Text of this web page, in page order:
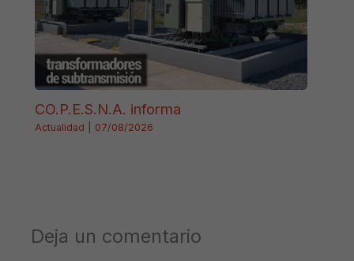
CO.P.E.S.N.A. informa
Actualidad 07/08/2026
Deja un comentario